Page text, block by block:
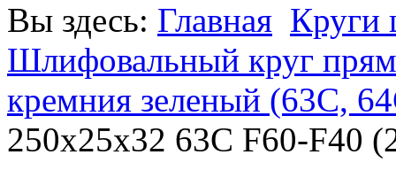
Вы здесь: Главная Круги
Шлифовальный круг
кремния зеленый (63С,
250х25х32 63С F60-F40